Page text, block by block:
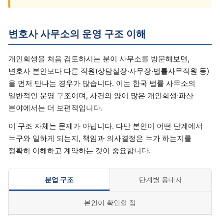
변호사 사무소의 운영 구조 이해
개인회생을 처음 검토하시는 분이 사무소를 방문해보면,
변호사 본인보다 다른 직원(상담실장·사무장·법률사무직원 등)
을 먼저 만나는 경우가 많습니다. 이는 한국 법률 사무소의
일반적인 운영 구조이며, 사건의 양이 많은 개인회생·파산
분야에서는 더 보편적입니다.
이 구조 자체는 문제가 아닙니다. 다만 본인이 어떤 단계에서
누구와 일하게 되는지, 책임과 의사결정은 누가 하는지를
정확히 이해하고 계약하는 것이 중요합니다.
분업 구조 단계별 응대자
본인이 확인할 점